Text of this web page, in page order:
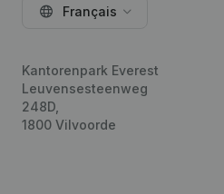
Français
Kantorenpark Everest
Leuvensesteenweg
248D,
1800 Vilvoorde